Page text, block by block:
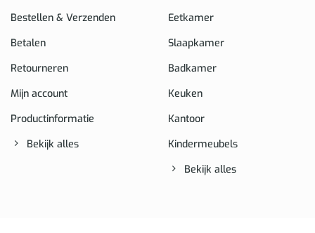
Bestellen & Verzenden
Betalen
Retourneren
Mijn account
Productinformatie
Bekijk alles
Eetkamer
Slaapkamer
Badkamer
Keuken
Kantoor
Kindermeubels
Bekijk alles